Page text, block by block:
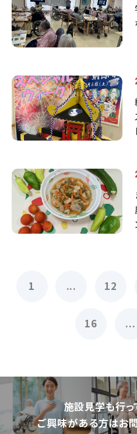
1 ... 12
16 ...
施設⾒学も⾏っ
ご興味がある⽅はお